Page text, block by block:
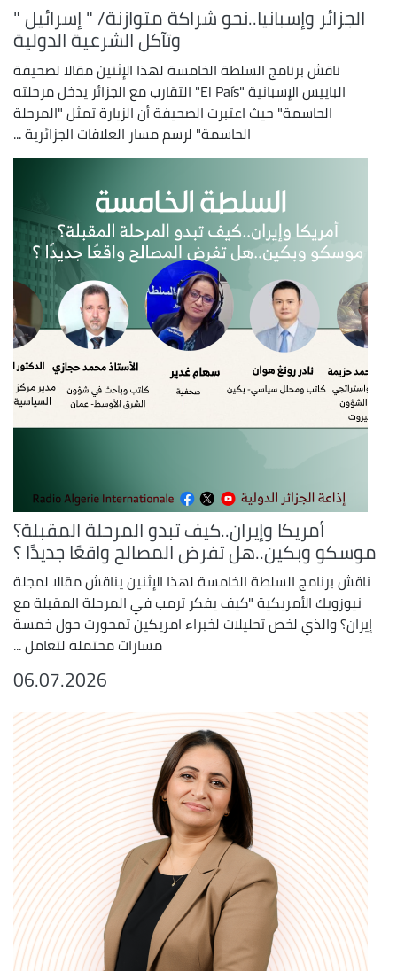
الجزائر وإسبانيا..نحو شراكة متوازنة/ " إسرائيل "
وتآكل الشرعية الدولية
ناقش برنامج السلطة الخامسة لهذا الإثنين مقالا لصحيفة
الباييس الإسبانية "El País" التقارب مع الجزائر يدخل مرحلته
الحاسمة" حيث اعتبرت الصحيفة أن الزيارة تمثل "المرحلة
الحاسمة" لرسم مسار العلاقات الجزائرية ...
أمريكا وإيران..كيف تبدو المرحلة المقبلة؟
موسكو وبكين..هل تفرض المصالح واقعًا جديدًا ؟
ناقش برنامج السلطة الخامسة لهذا الإثنين يناقش مقالا لمجلة
نيوزويك الأمريكية "كيف يفكر ترمب في المرحلة المقبلة مع
إيران؟ والذي لخص تحليلات لخبراء امريكين تمحورت حول خمسة
مسارات محتملة لتعامل ...
06.07.2026